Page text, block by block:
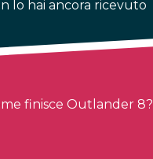
lo hai ancora ricevuto
finisce Outlander 8?